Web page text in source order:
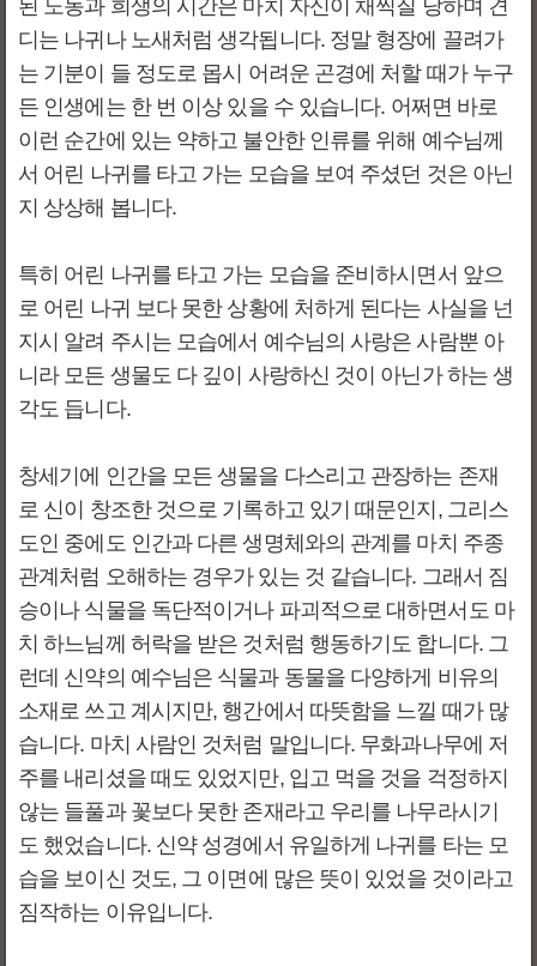
된 노동과 희생의 시간은 마치 자신이 채찍질 당하며 견
디는 나귀나 노새처럼 생각됩니다. 정말 형장에 끌려가
는 기분이 들 정도로 몹시 어려운 곤경에 처할 때가 누구
든 인생에는 한 번 이상 있을 수 있습니다. 어쩌면 바로
이런 순간에 있는 약하고 불안한 인류를 위해 예수님께
서 어린 나귀를 타고 가는 모습을 보여 주셨던 것은 아닌
지 상상해 봅니다.
특히 어린 나귀를 타고 가는 모습을 준비하시면서 앞으
로 어린 나귀 보다 못한 상황에 처하게 된다는 사실을 넌
지시 알려 주시는 모습에서 예수님의 사랑은 사람뿐 아
니라 모든 생물도 다 깊이 사랑하신 것이 아닌가 하는 생
각도 듭니다.
창세기에 인간을 모든 생물을 다스리고 관장하는 존재
로 신이 창조한 것으로 기록하고 있기 때문인지, 그리스
도인 중에도 인간과 다른 생명체와의 관계를 마치 주종
관계처럼 오해하는 경우가 있는 것 같습니다. 그래서 짐
승이나 식물을 독단적이거나 파괴적으로 대하면서도 마
치 하느님께 허락을 받은 것처럼 행동하기도 합니다. 그
런데 신약의 예수님은 식물과 동물을 다양하게 비유의
소재로 쓰고 계시지만, 행간에서 따뜻함을 느낄 때가 많
습니다. 마치 사람인 것처럼 말입니다. 무화과나무에 저
주를 내리셨을 때도 있었지만, 입고 먹을 것을 걱정하지
않는 들풀과 꽃보다 못한 존재라고 우리를 나무라시기
도 했었습니다. 신약 성경에서 유일하게 나귀를 타는 모
습을 보이신 것도, 그 이면에 많은 뜻이 있었을 것이라고
짐작하는 이유입니다.